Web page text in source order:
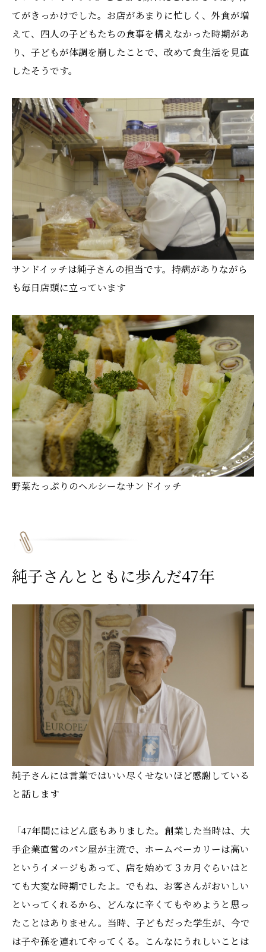
てがきっかけでした。お店があまりに忙しく、外食が増
えて、四人の子どもたちの食事を構えなかった時期があ
り、子どもが体調を崩したことで、改めて食生活を見直
したそうです。
サンドイッチは純子さんの担当です。持病がありながら
も毎日店頭に立っています
野菜たっぷりのヘルシーなサンドイッチ
純子さんとともに歩んだ47年
純子さんには言葉ではいい尽くせないほど感謝している
と話します
「47年間にはどん底もありました。創業した当時は、大
手企業直営のパン屋が主流で、ホームベーカリーは高い
というイメージもあって、店を始めて３カ月ぐらいはと
ても大変な時期でしたよ。でもね、お客さんがおいしい
といってくれるから、どんなに辛くてもやめようと思っ
たことはありません。当時、子どもだった学生が、今で
は子や孫を連れてやってくる。こんなにうれしいことは